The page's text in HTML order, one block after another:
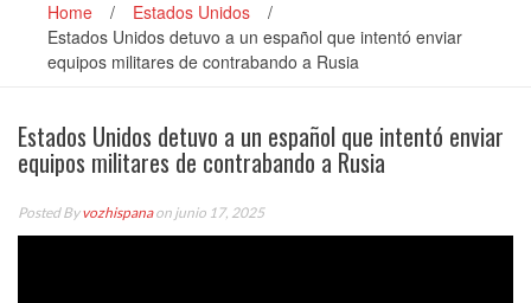
Home / Estados Unidos
/
Estados Unidos detuvo a un español que intentó enviar
equipos militares de contrabando a Rusia
Estados Unidos detuvo a un español que intentó enviar
equipos militares de contrabando a Rusia
Posted Byvozhispanaon junio 17, 2025